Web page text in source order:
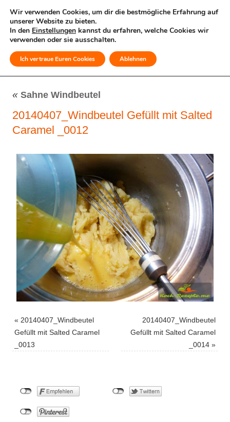
MENÜ
« Sahne Windbeutel
20140407_Windbeutel Gefüllt mit Salted
Caramel _0012
« 20140407_Windbeutel
Gefüllt mit Salted Caramel
_0013
20140407_Windbeutel
Gefüllt mit Salted Caramel
_0014 »
Wir verwenden Cookies, um dir die bestmögliche Erfahrung auf
unserer Website zu bieten.
In den Einstellungen kannst du erfahren, welche Cookies wir
verwenden oder sie ausschalten.
Ich vertraue Euren Cookies Ablehnen